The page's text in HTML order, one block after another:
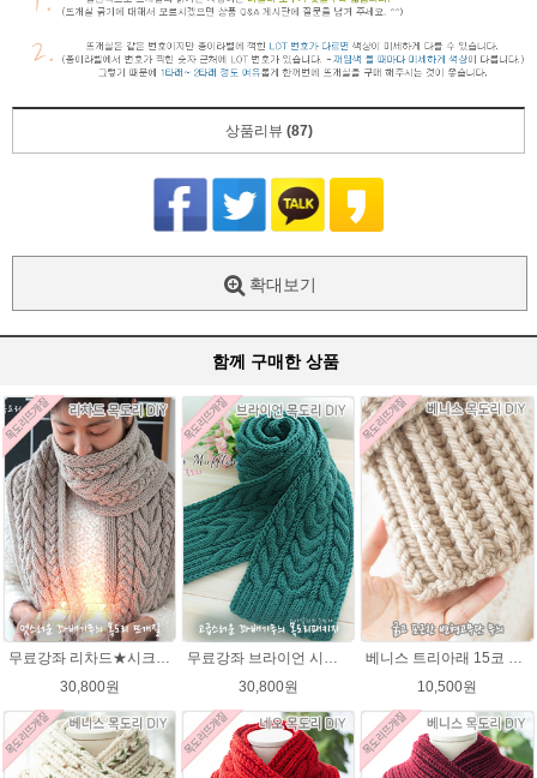
상품리뷰 (87)
확대보기
함께 구매한 상품
30,800원
30,800원
10,500원